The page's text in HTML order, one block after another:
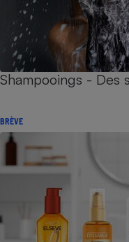
Shampooings - Des
BRÈVE